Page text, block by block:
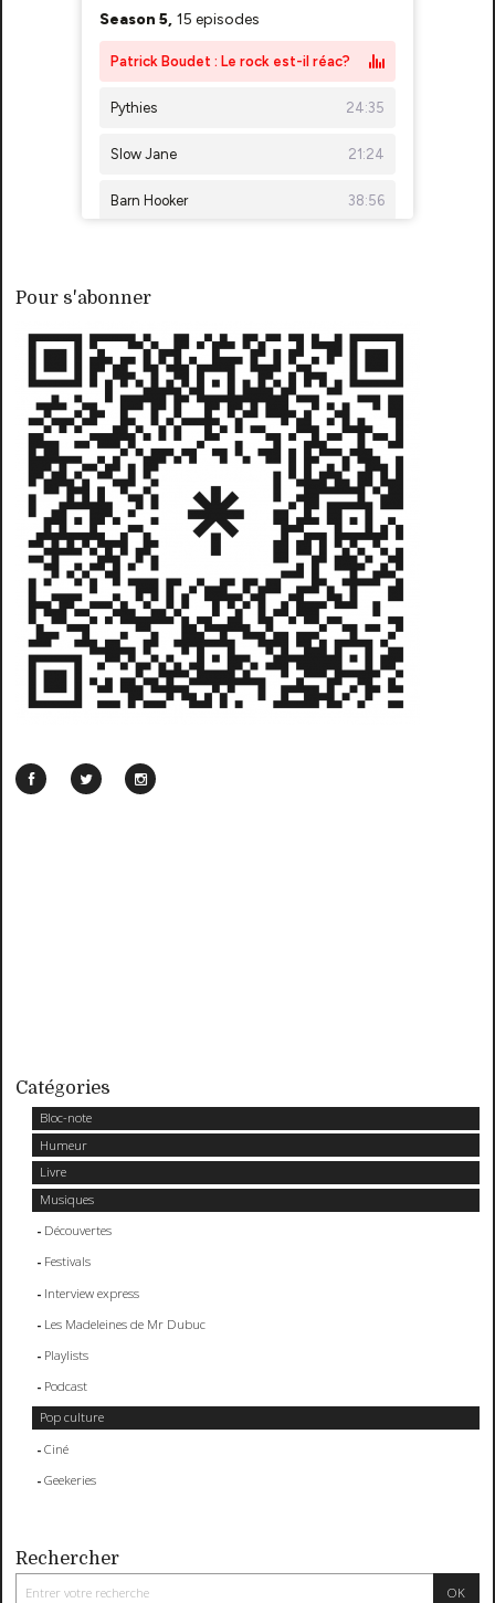
Pour s'abonner
Catégories
Bloc-note
Humeur
Livre
Musiques
Découvertes
Festivals
Interview express
Les Madeleines de Mr Dubuc
Playlists
Podcast
Pop culture
Ciné
Geekeries
Rechercher